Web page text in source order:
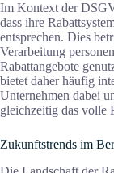
Im Kontext der
dass ihre
entsprechen. Dies
Verarbeitung
Rabattangebote
bietet daher häufig
Unternehmen dabei
gleichzeitig das volle
Zukunftstrends im